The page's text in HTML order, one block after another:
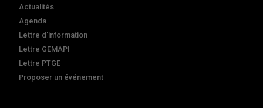
Actualités
Agenda
Lettre d'information
Lettre GEMAPI
Lettre PTGE
Proposer un événement